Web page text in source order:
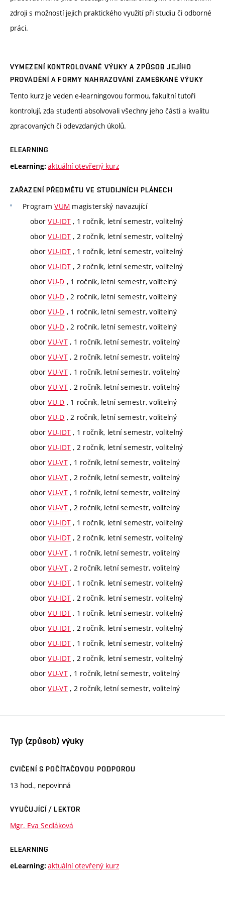
zdroji s možností jejich praktického využití při studiu či odborné
práci.
VYMEZENÍ KONTROLOVANÉ VÝUKY A ZPŮSOB JEJÍHO
PROVÁDĚNÍ A FORMY NAHRAZOVÁNÍ ZAMEŠKANÉ VÝUKY
Tento kurz je veden e-learningovou formou, fakultní tutoři
kontrolují, zda studenti absolvovali všechny jeho části a kvalitu
zpracovaných či odevzdaných úkolů.
ELEARNING
eLearning: aktuální otevřený kurz
ZAŘAZENÍ PŘEDMĚTU VE STUDIJNÍCH PLÁNECH
ProgramVUM magisterský navazující
oborVU-IDT , 1 ročník, letní semestr, volitelný
oborVU-IDT , 2 ročník, letní semestr, volitelný
oborVU-IDT , 1 ročník, letní semestr, volitelný
oborVU-IDT , 2 ročník, letní semestr, volitelný
oborVU-D , 1 ročník, letní semestr, volitelný
oborVU-D , 2 ročník, letní semestr, volitelný
oborVU-D , 1 ročník, letní semestr, volitelný
oborVU-D , 2 ročník, letní semestr, volitelný
oborVU-VT, 1 ročník, letní semestr, volitelný
oborVU-VT, 2 ročník, letní semestr, volitelný
oborVU-VT, 1 ročník, letní semestr, volitelný
oborVU-VT, 2 ročník, letní semestr, volitelný
oborVU-D , 1 ročník, letní semestr, volitelný
oborVU-D , 2 ročník, letní semestr, volitelný
oborVU-IDT , 1 ročník, letní semestr, volitelný
oborVU-IDT , 2 ročník, letní semestr, volitelný
oborVU-VT, 1 ročník, letní semestr, volitelný
oborVU-VT, 2 ročník, letní semestr, volitelný
oborVU-VT, 1 ročník, letní semestr, volitelný
oborVU-VT, 2 ročník, letní semestr, volitelný
oborVU-IDT , 1 ročník, letní semestr, volitelný
oborVU-IDT , 2 ročník, letní semestr, volitelný
oborVU-VT, 1 ročník, letní semestr, volitelný
oborVU-VT, 2 ročník, letní semestr, volitelný
oborVU-IDT , 1 ročník, letní semestr, volitelný
oborVU-IDT , 2 ročník, letní semestr, volitelný
oborVU-IDT , 1 ročník, letní semestr, volitelný
oborVU-IDT , 2 ročník, letní semestr, volitelný
oborVU-IDT , 1 ročník, letní semestr, volitelný
oborVU-IDT , 2 ročník, letní semestr, volitelný
oborVU-VT, 1 ročník, letní semestr, volitelný
oborVU-VT, 2 ročník, letní semestr, volitelný
Typ (způsob) výuky
CVIČENÍ S POČÍTAČOVOU PODPOROU
13 hod., nepovinná
VYUČUJÍCÍ / LEKTOR
Mgr. Eva Sedláková
ELEARNING
eLearning: aktuální otevřený kurz